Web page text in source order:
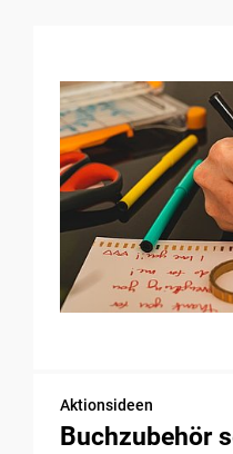
Aktionsideen
Buchzubehör